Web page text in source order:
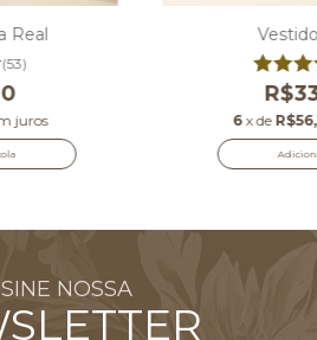
Real
(53)
juros 6 x de
NOSSA